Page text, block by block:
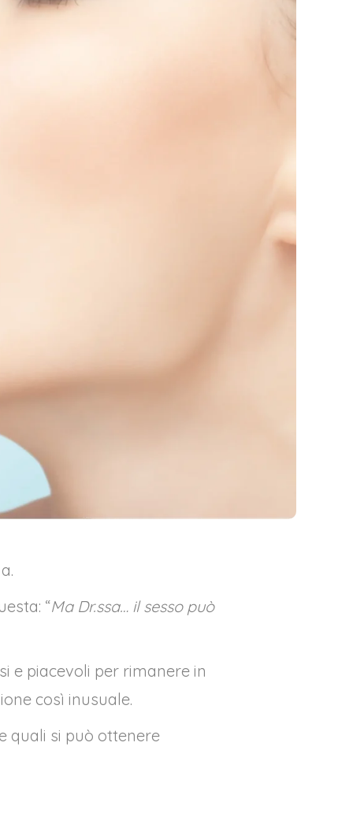
“Ma Dr.ssa… il sesso può
e piacevoli per rimanere in
così inusuale.
quali si può ottenere